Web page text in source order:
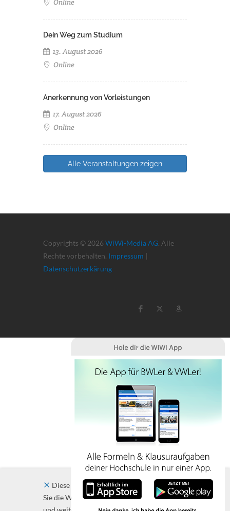
Online
Dein Weg zum Studium
13. August 2026
Online
Anerkennung von Vorleistungen
17. August 2026
Online
Alle Veranstaltungen zeigen
Copyrights © 2026 WiWi-Media AG. Alle
Rechte vorbehalten. Impressum |
Datenschutzerkärung
Diese Website verwendet Cookies. Indem
Sie die Website und ihre Angebote nutzen